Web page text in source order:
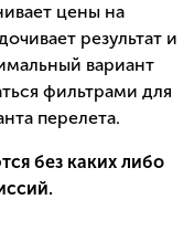
цены на
результат и
вариант
фильтрами для
перелета.
без каких либо